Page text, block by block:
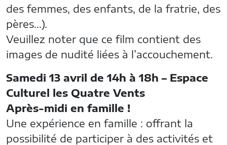
des femmes, des enfants, de la fratrie, des
pères…).
Veuillez noter que ce film contient des
images de nudité liées à l’accouchement.
Samedi 13 avril de 14h à 18h – Espace
Culturel les Quatre Vents
Après-midi en famille !
Une expérience en famille : offrant la
possibilité de participer à des activités et